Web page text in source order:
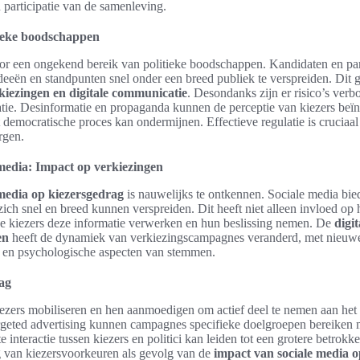
van de samenleving.
boodschappen
een ongekend bereik van politieke boodschappen. Kandidaten en
en standpunten snel onder een breed publiek te verspreiden. Dit
en digitale communicatie. Desondanks zijn er risico’s
Desinformatie en propaganda kunnen de perceptie van kiezers
proces kan ondermijnen. Effectieve regulatie is
Impact op verkiezingen
op kiezersgedrag is nauwelijks te ontkennen. Sociale media
snel en breed kunnen verspreiden. Dit heeft niet alleen invloed
kiezers deze informatie verwerken en hun beslissing nemen. De
heeft de dynamiek van verkiezingscampagnes veranderd, met
psychologische aspecten van stemmen.
mobiliseren en hen aanmoedigen om actief deel te nemen aan
advertising kunnen campagnes specifieke doelgroepen bereiken
interactie tussen kiezers en politici kan leiden tot een grotere
kiezersvoorkeuren als gevolg van de impact van sociale media